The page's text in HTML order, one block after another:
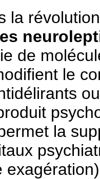
de
le
la